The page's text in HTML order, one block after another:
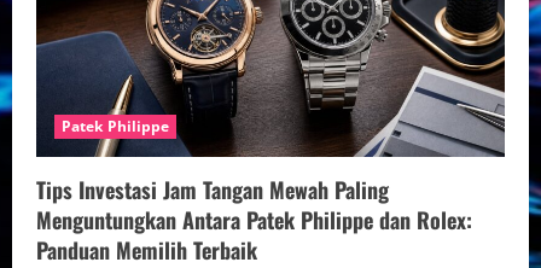
Patek Philippe
Tips Investasi Jam Tangan Mewah Paling
Menguntungkan Antara Patek Philippe dan Rolex:
Panduan Memilih Terbaik